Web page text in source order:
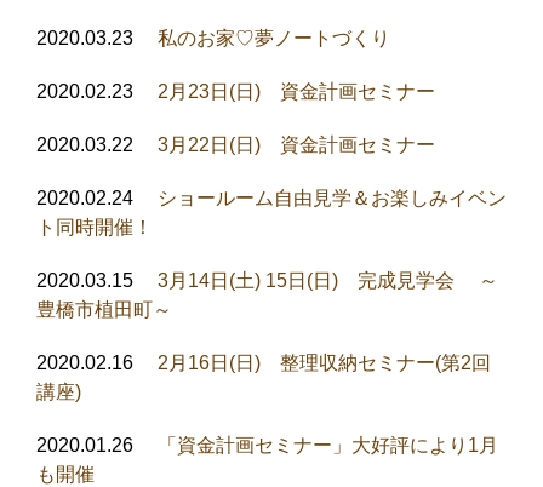
2020.03.23 私のお家♡夢ノートづくり
2020.02.23 2月23日(日) 資金計画セミナー
2020.03.22 3月22日(日) 資金計画セミナー
2020.02.24
ショールーム自由見学＆お楽しみイベン
ト同時開催！
2020.03.15
3月14日(土) 15日(日) 完成見学会 ～
豊橋市植田町～
2020.02.16
2月16日(日) 整理収納セミナー(第2回
講座)
2020.01.26
「資金計画セミナー」大好評により1月
も開催